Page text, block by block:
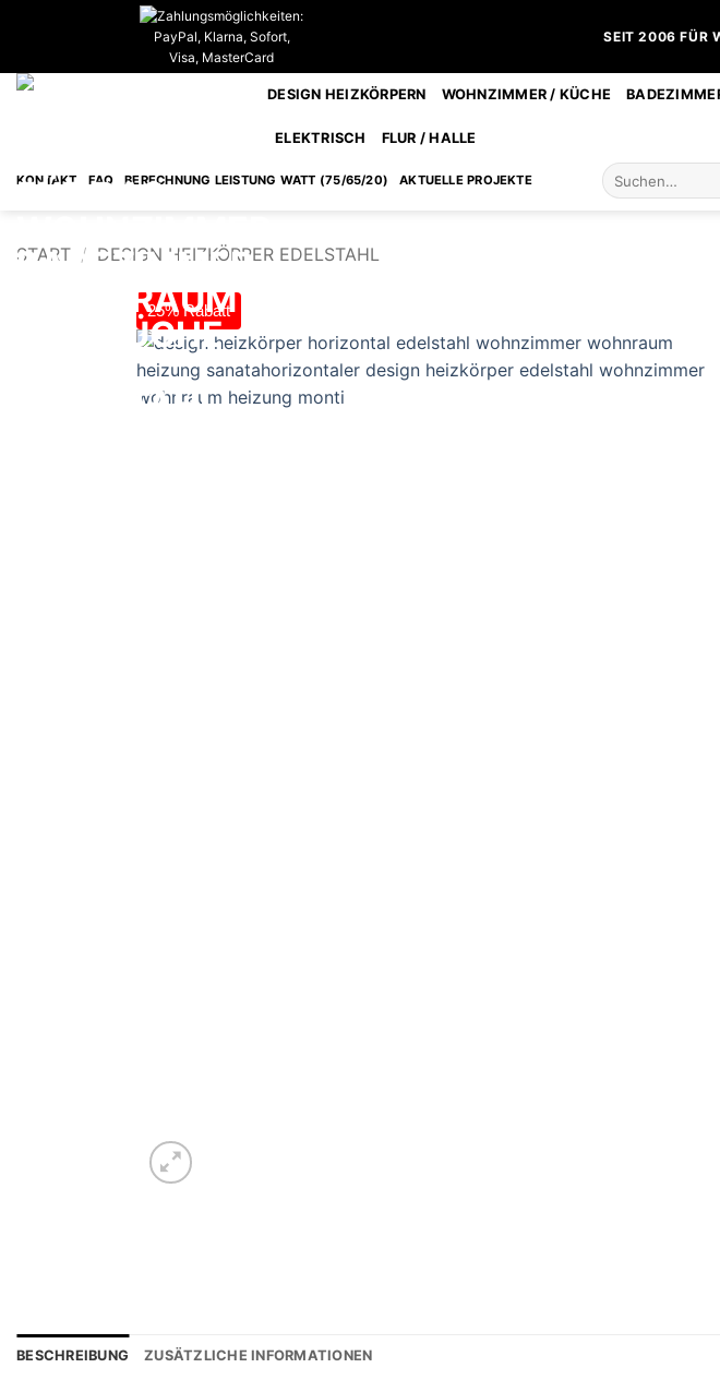
SEIT 2006 FÜR
DESIGN HEIZKÖRPERN WOHNZIMMER / KÜCHE
ELEKTRISCH FLUR / HALLE
KONTAKT FAQ BERECHNUNG LEISTUNG WATT (75/65/20) AKTUELLE PROJEKTE
Suchen
nach:
START / DESIGN HEIZKÖRPER EDELSTAHL
25% Rabatt
BESCHREIBUNG ZUSÄTZLICHE INFORMATIONEN